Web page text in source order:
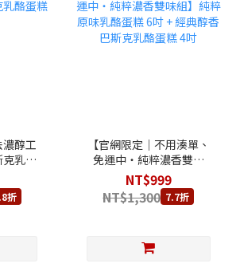
濃醇工
乳酪
折
【官網限定｜不用湊單、
免運中・純粹濃香雙味
組】純粹原味乳酪蛋糕 6
吋 + 經典醇香巴斯克乳酪
蛋糕 4吋
NT$999
NT$1,300 7.7折